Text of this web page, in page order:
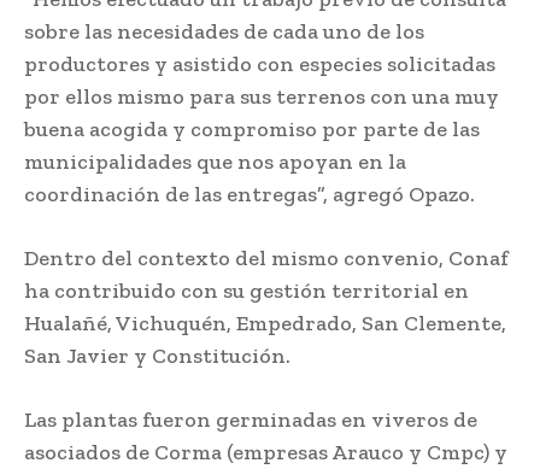
sobre las necesidades de cada uno de los
productores y asistido con especies solicitadas
por ellos mismo para sus terrenos con una muy
buena acogida y compromiso por parte de las
municipalidades que nos apoyan en la
coordinación de las entregas”, agregó Opazo.
Dentro del contexto del mismo convenio, Conaf
ha contribuido con su gestión territorial en
Hualañé, Vichuquén, Empedrado, San Clemente,
San Javier y Constitución.
Las plantas fueron germinadas en viveros de
asociados de Corma (empresas Arauco y Cmpc) y